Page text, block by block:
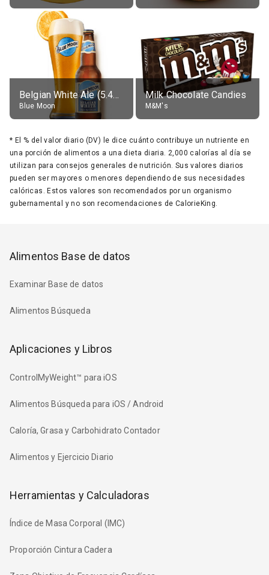
Belgian White Ale (5.4% alc.)
Blue Moon
Milk Chocolate Candies
M&M's
* El % del valor diario (DV) le dice cuánto contribuye un nutriente en
una porción de alimentos a una dieta diaria. 2,000 calorías al día se
utilizan para consejos generales de nutrición. Sus valores diarios
pueden ser mayores o menores dependiendo de sus necesidades
calóricas. Estos valores son recomendados por un organismo
gubernamental y no son recomendaciones de CalorieKing.
Alimentos Base de datos
Examinar Base de datos
Alimentos Búsqueda
Aplicaciones y Libros
ControlMyWeight™ para iOS
Alimentos Búsqueda para iOS / Android
Caloría, Grasa y Carbohidrato Contador
Alimentos y Ejercicio Diario
Herramientas y Calculadoras
Índice de Masa Corporal (IMC)
Proporción Cintura Cadera